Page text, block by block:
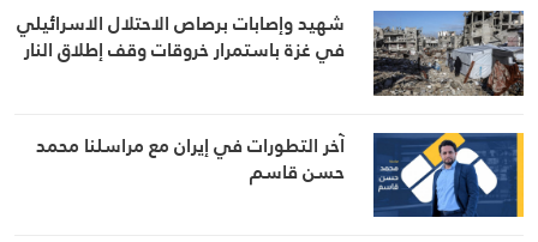
شهيد وإصابات برصاص الاحتلال الاسرائيلي
في غزة باستمرار خروقات وقف إطلاق النار
آخر التطورات في إيران مع مراسلنا محمد
حسن قاسم